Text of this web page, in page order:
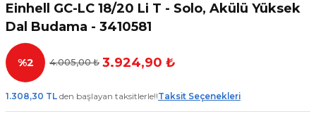
Einhell GC-LC 18/20 Li T - Solo, Akülü Yüksek
Dal Budama - 3410581
%2 4.005,00 ₺ 3.924,90 ₺
1.308,30 TL den başlayan taksitlerle!!Taksit Seçenekleri